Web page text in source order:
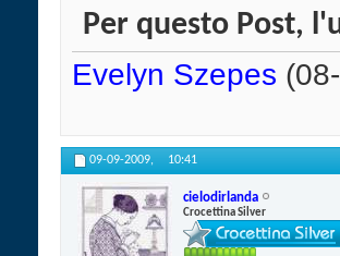
Per questo Post,
Evelyn Szepes
09-09-2009, 10:41
cielodirlanda
Crocettina Silver